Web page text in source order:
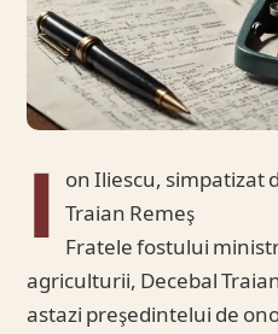
I on Iliescu, simpatizat
Traian Remeş
Fratele fostului
agriculturii, Decebal
astazi preşedintelui de